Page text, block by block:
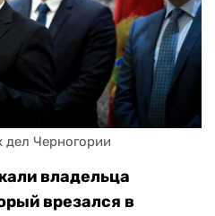
дел Черногории
владельца
врезался в